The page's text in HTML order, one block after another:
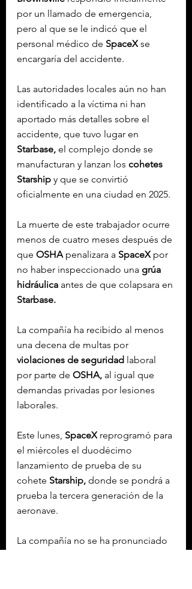
por un llamado de emergencia,
pero al que se le indicó que el
personal médico de SpaceX se
encargaría del accidente.
Las autoridades locales aún no han
identificado a la víctima ni han
aportado más detalles sobre el
accidente, que tuvo lugar en
Starbase, el complejo donde se
manufacturan y lanzan los cohetes
Starship y que se convirtió
oficialmente en una ciudad en 2025.
La muerte de este trabajador ocurre
menos de cuatro meses después de
que OSHA penalizara a SpaceX por
no haber inspeccionado una grúa
hidráulica antes de que colapsara en
Starbase.
La compañía ha recibido al menos
una decena de multas por
violaciones de seguridad laboral
por parte de OSHA, al igual que
demandas privadas por lesiones
laborales.
Este lunes, SpaceX reprogramó para
el miércoles el duodécimo
lanzamiento de prueba de su
cohete Starship, donde se pondrá a
prueba la tercera generación de la
aeronave.
La compañía no se ha pronunciado